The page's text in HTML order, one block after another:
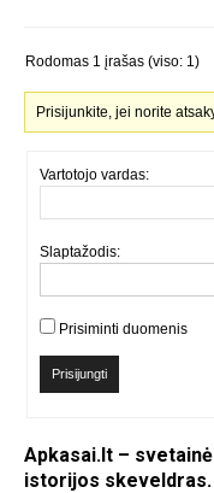
Rodomas 1 įrašas (viso: 1)
Prisijunkite, jei norite
Vartotojo vardas:
Slaptažodis:
Prisiminti duomenis
Prisijungti
Apkasai.lt –
istorijos skeveldras.